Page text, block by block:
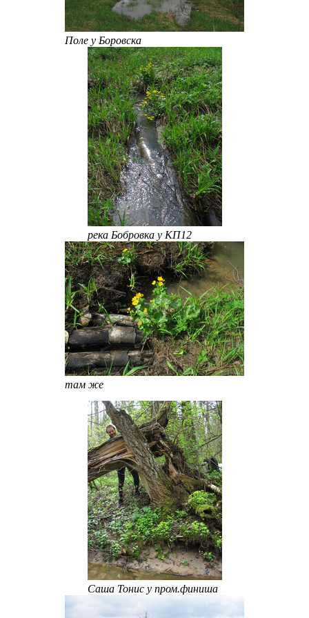
Поле у Боровска
река Бобровка у КП12
там же
Саша Тонис у пром.финиша